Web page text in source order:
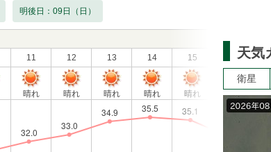
明後日：09日（日）
11 12 13 14 15 16
晴れ 晴れ 晴れ 晴れ 晴れ 晴れ
天気
衛星